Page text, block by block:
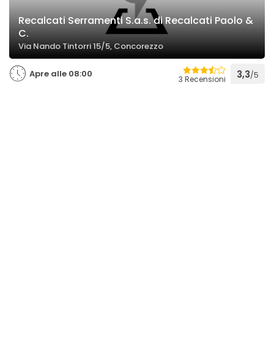
Recalcati Serramenti S.a.s. di Recalcati Paolo &
C.
Via Nando Tintorri 15/5, Concorezzo
Apre alle 08:00 3 Recensioni 3,3/5